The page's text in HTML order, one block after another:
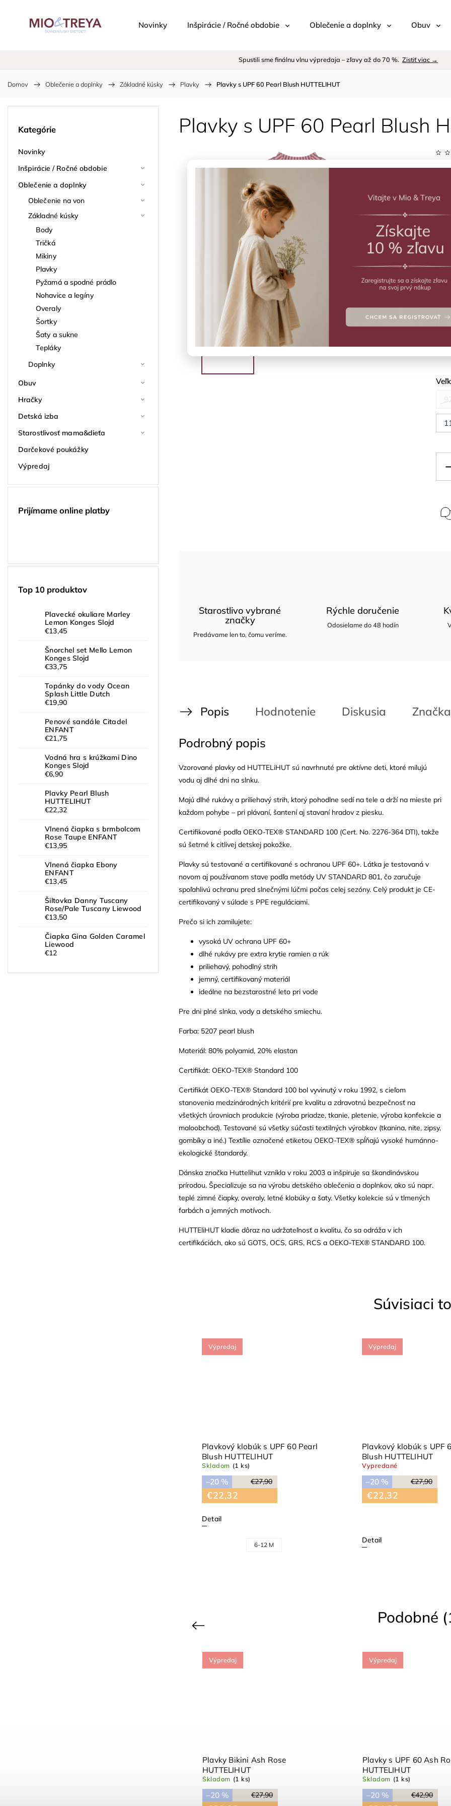
Novinky Inšpirácie / Ročné obdobie Oblečenie a doplnky Obuv
Spustili sme finálnu vlnu výpredaja – zľavy až do 70 %. Zistiť viac →
Domov / Oblečenie a doplnky / Základné kúsky / Plavky / Plavky s UPF 60 Pearl Blush HUTTELIHUT
Kategórie
Novinky
Inšpirácie / Ročné obdobie
Oblečenie a doplnky
Oblečenie na von
Základné kúsky
Body
Tričká
Mikiny
Plavky
Pyžamá a spodné prádlo
Nohavice a legíny
Overaly
Šortky
Šaty a sukne
Tepláky
Doplnky
Obuv
Hračky
Detská izba
Starostlivosť mama&dieťa
Darčekové poukážky
Výpredaj
Prijímame online platby
Top 10 produktov
Plavecké okuliare Marley
Lemon Konges Slojd
€13,45
Šnorchel set Mello Lemon
Konges Slojd
€33,75
Topánky do vody Ocean
Splash Little Dutch
€19,90
Penové sandále Citadel
ENFANT
€21,75
Vodná hra s krúžkami Dino
Konges Slojd
€6,90
Plavky Pearl Blush
HUTTELIHUT
€22,32
Vlnená čiapka s brmbolcom
Rose Taupe ENFANT
€13,95
Vlnená čiapka Ebony
ENFANT
€13,45
Šiltovka Danny Tuscany
Rose/Pale Tuscany Liewood
€13,50
Čiapka Gina Golden Caramel
Liewood
€12
Plavky s UPF 60 Pearl Blush
Kód:
Starostlivo vybrané
značky
Predávame len to, čomu veríme.
Rýchle doručenie
Odosielame do 48 hodín
Popis Hodnotenie Diskusia Značka
Podrobný popis
Vzorované plavky od HUTTELiHUT sú navrhnuté pre aktívne deti, ktoré milujú
vodu aj dlhé dni na slnku.
Majú dlhé rukávy a priliehavý strih, ktorý pohodlne sedí na tele a drží na mieste pri
každom pohybe – pri plávaní, šantení aj stavaní hradov z piesku.
Certifikované podľa OEKO-TEX® STANDARD 100 (Cert. No. 2276-364 DTI), takže
sú šetrné k citlivej detskej pokožke.
Plavky sú testované a certifikované s ochranou UPF 60+. Látka je testovaná v
novom aj používanom stave podľa metódy UV STANDARD 801, čo zaručuje
spoľahlivú ochranu pred slnečnými lúčmi počas celej sezóny. Celý produkt je CE-
certifikovaný v súlade s PPE reguláciami.
Prečo si ich zamilujete:
vysoká UV ochrana UPF 60+
dlhé rukávy pre extra krytie ramien a rúk
priliehavý, pohodlný strih
jemný, certifikovaný materiál
ideálne na bezstarostné leto pri vode
Pre dni plné slnka, vody a detského smiechu.
Farba: 5207 pearl blush
Materiál: 80% polyamid, 20% elastan
Certifikát: OEKO-TEX® Standard 100
Certifikát OEKO-TEX® Standard 100 bol vyvinutý v roku 1992, s cieľom
stanovenia medzinárodných kritérií pre kvalitu a zdravotnú bezpečnosť na
všetkých úrovniach produkcie (výroba priadze, tkanie, pletenie, výroba konfekcie a
maloobchod). Testované sú všetky súčasti textilných výrobkov (tkanina, nite, zipsy,
gombíky a iné.) Textílie označené etiketou OEKO-TEX® spĺňajú vysoké humánno-
ekologické štandardy.
Dánska značka Huttelihut vznikla v roku 2003 a inšpiruje sa škandinávskou
prírodou. Špecializuje sa na výrobu detského oblečenia a doplnkov, ako sú napr.
teplé zimné čiapky, overaly, letné klobúky a šaty. Všetky kolekcie sú v tlmených
farbách a jemných motívoch.
HUTTEliHUT kladie dôraz na udržateľnosť a kvalitu, čo sa odráža v ich
certifikáciách, ako sú GOTS, OCS, GRS, RCS a OEKO-TEX® STANDARD 100.
Súvisiaci
Výpredaj
Plavkový klobúk s UPF 60 Pearl
Blush HUTTELIHUT
Skladom (1 ks)
€27,90
–20 %
€22,32
Detail
6-12 M
Výpredaj
Plavkový klobúk s UPF
Blush HUTTELIHUT
Vypredané
€27,90
–20 %
€22,32
Detail
Podobné
Previous
Výpredaj
Svetloružové plavky Jade Evening
sand UPF 50+ Konges Slojd
Vypredané
€59,90
–50 %
Výpredaj
Plavky Maxime s
creature/sandy Liewood
Vypredané
€55
–50 %